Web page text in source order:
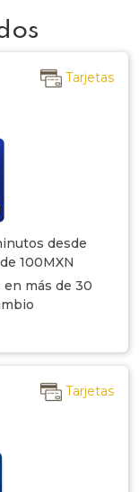
Tarjetas
desde
100MXN
más de 30
Tarjetas